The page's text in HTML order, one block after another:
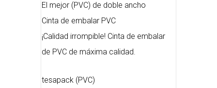
El mejor (PVC) de doble ancho
Cinta de embalar PVC
¡Calidad irrompible! Cinta de embalar
de PVC de máxima calidad.
tesapack (PVC)